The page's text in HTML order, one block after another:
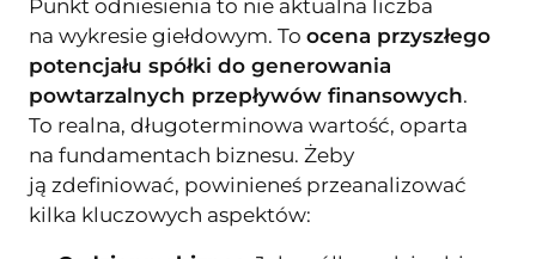
Punkt odniesienia to nie aktualna liczba
na wykresie giełdowym. To ocena przyszłego
potencjału spółki do generowania
powtarzalnych przepływów finansowych.
To realna, długoterminowa wartość, oparta
na fundamentach biznesu. Żeby
ją zdefiniować, powinieneś przeanalizować
kilka kluczowych aspektów: